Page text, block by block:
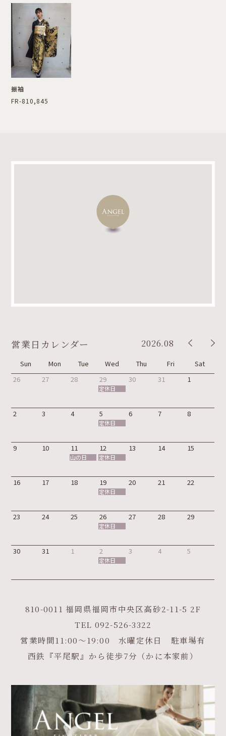
振袖
FR-810,845
営業日カレンダー 2026.08
Sun Mon Tue Wed Thu Fri
Sat
26
27 28 29
定休日
30 31 1
2 3 4 5
定休日
6 7 8
9 10 11
山の日
12
定休日
13 14 15
16 17 18 19
定休日
20 21 22
23 24 25 26
定休日
27 28 29
30 31 1 2
定休日
3 4 5
810-0011 福岡県福岡市中央区高砂2-11-5 2F
TEL 092-526-3322
営業時間11:00～19:00 水曜定休日 駐車場有
西鉄『平尾駅』から徒歩7分（かに本家前）